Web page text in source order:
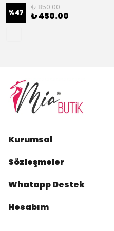
%47
₺ 850.00
₺ 450.00
Kurumsal
Sözleşmeler
Whatapp Destek
Hesabım